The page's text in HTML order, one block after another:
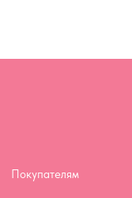
Покупателям